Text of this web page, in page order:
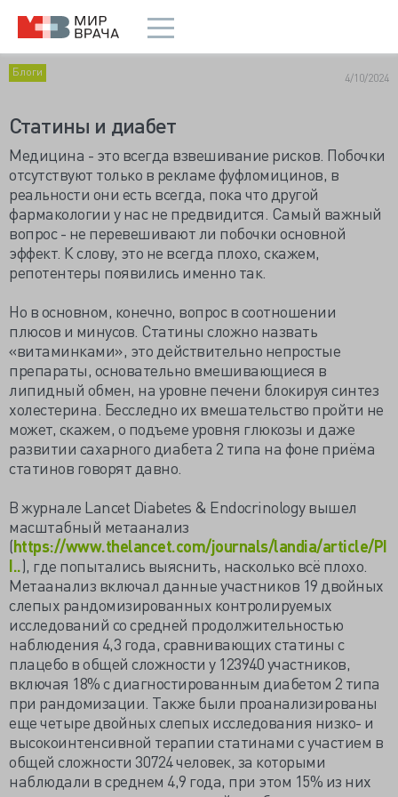
Блоги 4/10/2024
Статины и диабет
Медицина - это всегда взвешивание рисков. Побочки
отсутствуют только в рекламе фуфломицинов, в
реальности они есть всегда, пока что другой
фармакологии у нас не предвидится. Самый важный
вопрос - не перевешивают ли побочки основной
эффект. К слову, это не всегда плохо, скажем,
репотентеры появились именно так.
Но в основном, конечно, вопрос в соотношении
плюсов и минусов. Статины сложно назвать
«витаминками», это действительно непростые
препараты, основательно вмешивающиеся в
липидный обмен, на уровне печени блокируя синтез
холестерина. Бесследно их вмешательство пройти не
может, скажем, о подъеме уровня глюкозы и даже
развитии сахарного диабета 2 типа на фоне приёма
статинов говорят давно.
В журнале Lancet Diabetes & Endocrinology вышел
масштабный метаанализ
(https://www.thelancet.com/journals/landia/article/PI
I..), где попытались выяснить, насколько всё плохо.
Метаанализ включал данные участников 19 двойных
слепых рандомизированных контролируемых
исследований со средней продолжительностью
наблюдения 4,3 года, сравнивающих статины с
плацебо в общей сложности у 123940 участников,
включая 18% с диагностированным диабетом 2 типа
при рандомизации. Также были проанализированы
еще четыре двойных слепых исследования низко- и
высокоинтенсивной терапии статинами с участием в
общей сложности 30724 человек, за которыми
наблюдали в среднем 4,9 года, при этом 15% из них